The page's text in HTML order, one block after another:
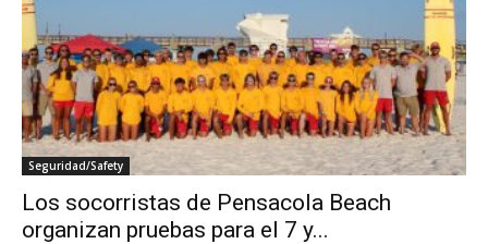
Seguridad/Safety
Los socorristas de Pensacola Beach
organizan pruebas para el 7 y...